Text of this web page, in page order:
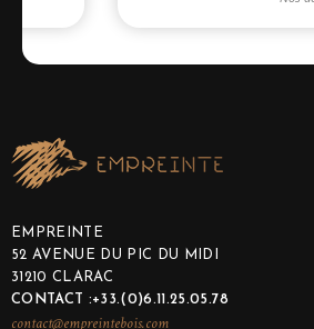
EMPREINTE
52 AVENUE DU PIC DU MIDI
31210 CLARAC
CONTACT :+33.(0)6.11.25.05.78
contact@empreintebois.com